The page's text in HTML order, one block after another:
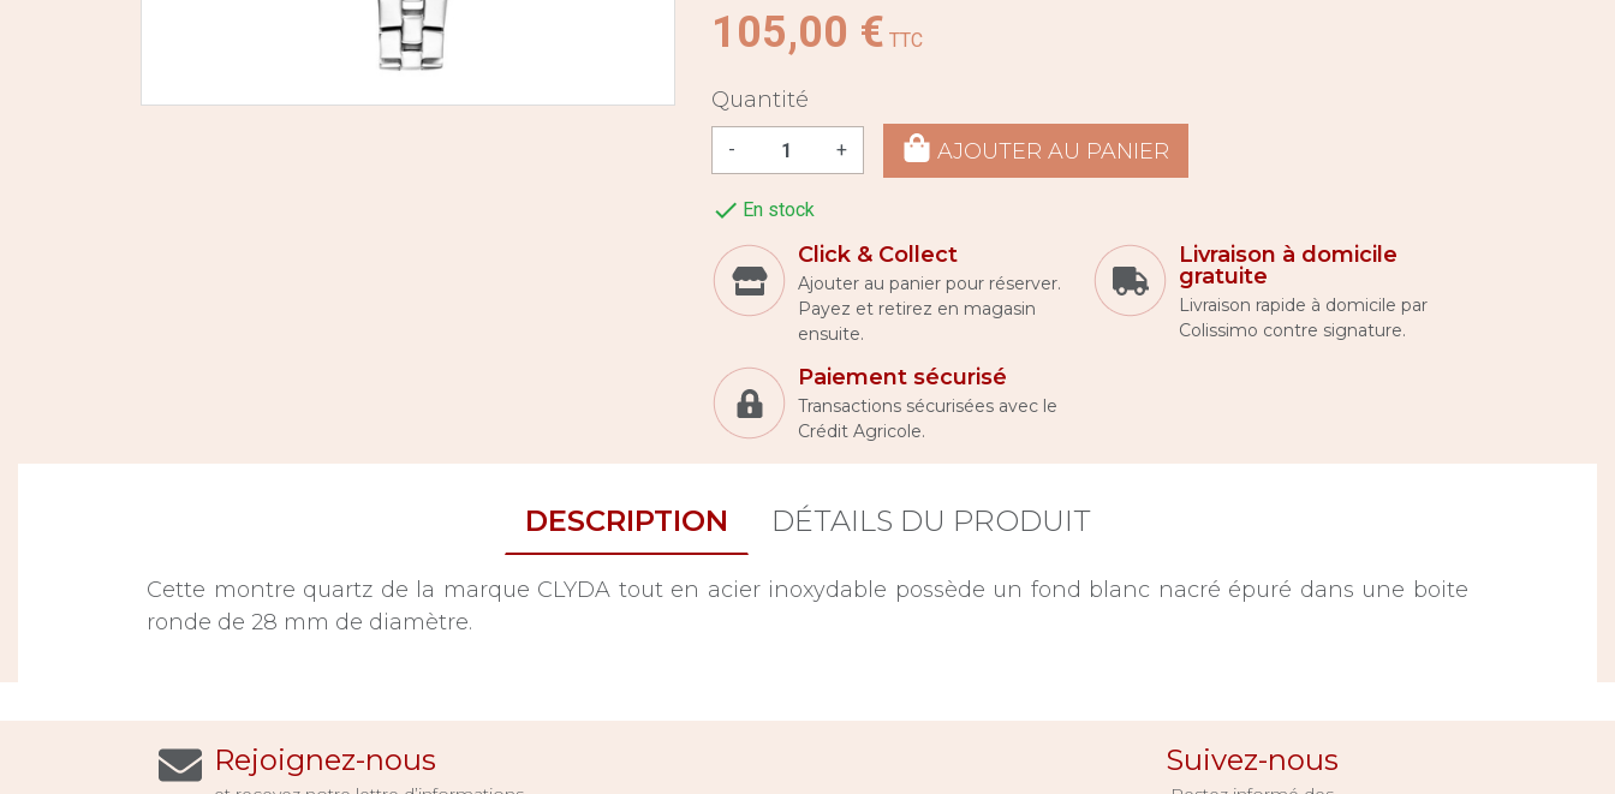
105,00 € TTC
Quantité
- + AJOUTER AU PANIER
 En stock
Click & Collect
Ajouter au panier pour réserver.
Payez et retirez en magasin
ensuite.
Livraison à domicile
gratuite
Livraison rapide à domicile par
Colissimo contre signature.
Paiement sécurisé
Transactions sécurisées avec le
Crédit Agricole.
DESCRIPTION DÉTAILS DU PRODUIT
Cette montre quartz de la marque CLYDA tout en acier inoxydable possède un fond blanc nacré épuré dans une boite
ronde de 28 mm de diamètre.
Rejoignez-nous Suivez-nous